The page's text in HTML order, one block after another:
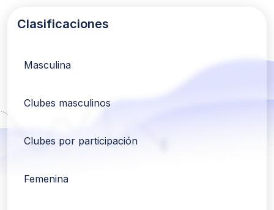
Clasificaciones
Masculina
Clubes masculinos
Clubes por participación
Femenina